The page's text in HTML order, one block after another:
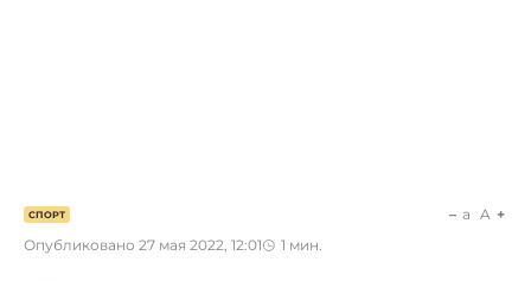
СПОРТ
Опубликовано 27 мая 2022, 12:01 1 мин.
a A